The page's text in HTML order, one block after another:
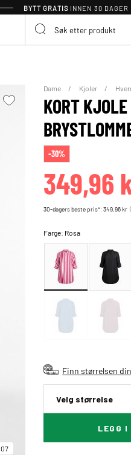
BYTT GRATISINNEN 30 DAGER
07
Dame Kjoler
KORT KJOLE
-30%
349,96
30-dagers beste pris*: 349,96 kr
Farge: Rosa
Finn størrelsen din
Velg størrelse
LEGG